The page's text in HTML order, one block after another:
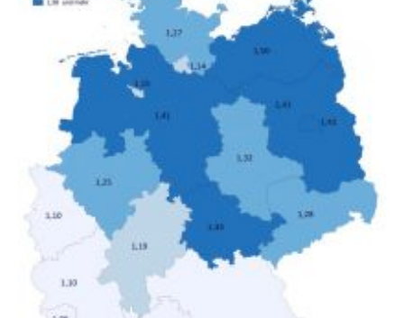
Deutschland geborene Menschen und Zugewanderte
verändert hat. Das Ergebnis: Während Personen mit
hohen Einkommen (oberstes Quintil der Verteilung der
Nettoäquivalenzeinkommen) nur einen moderaten
Anstieg des Mietanteils am Gesamteinkommen
hinnehmen mussten, nahm die Belastung bei
Menschen mit…